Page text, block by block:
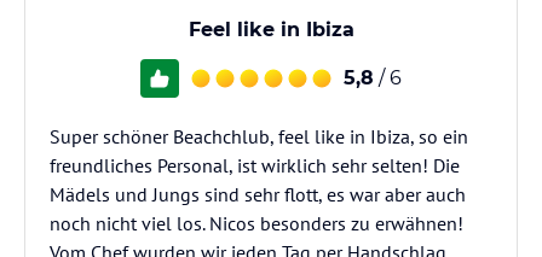
Feel like in Ibiza
5,8 / 6
Super schöner Beachchlub, feel like in Ibiza, so ein
freundliches Personal, ist wirklich sehr selten! Die
Mädels und Jungs sind sehr flott, es war aber auch
noch nicht viel los. Nicos besonders zu erwähnen!
Vom Chef wurden wir jeden Tag per Handschlag